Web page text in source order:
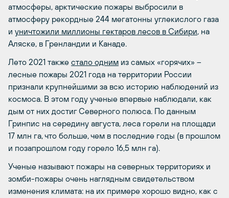
атмосферы, арктические пожары выбросили в
атмосферу рекордные 244 мегатонны углекислого газа
и уничтожили миллионы гектаров лесов в Сибири, на
Аляске, в Гренландии и Канаде.
Лето 2021 также стало одним из самых «горячих» –
лесные пожары 2021 года на территории России
признали крупнейшими за всю историю наблюдений из
космоса. В этом году ученые впервые наблюдали, как
дым от них достиг Северного полюса. По данным
Гринпис на середину августа, леса горели на площади
17 млн га, что больше, чем в последние годы (в прошлом
и позапрошлом году горело 16,5 млн га).
Ученые называют пожары на северных территориях и
зомби-пожары очень наглядным свидетельством
изменения климата: на их примере хорошо видно, как с